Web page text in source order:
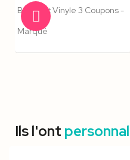
Bracelet Vinyle 3 Coupons -
Marqué
Ils l'ont